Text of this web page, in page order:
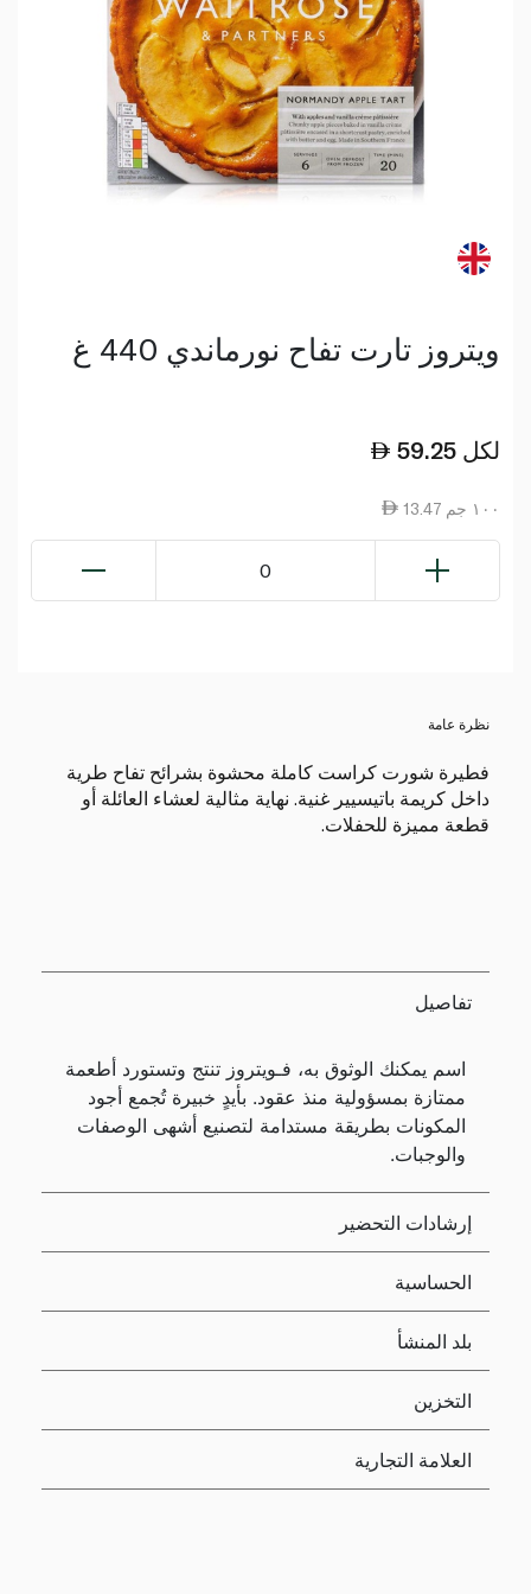
ويتروز تارت تفاح نورماندي 440 غ
59.25 لكل
13.47 ١٠٠ جم
0
نظرة عامة
فطيرة شورت كراست كاملة محشوة بشرائح تفاح طرية
داخل كريمة باتيسيير غنية. نهاية مثالية لعشاء العائلة أو
قطعة مميزة للحفلات.
تفاصيل
اسم يمكنك الوثوق به، فـويتروز تنتج وتستورد أطعمة
ممتازة بمسؤولية منذ عقود. بأيدٍ خبيرة تُجمع أجود
المكونات بطريقة مستدامة لتصنيع أشهى الوصفات
والوجبات.
إرشادات التحضير
الحساسية
بلد المنشأ
التخزين
العلامة التجارية